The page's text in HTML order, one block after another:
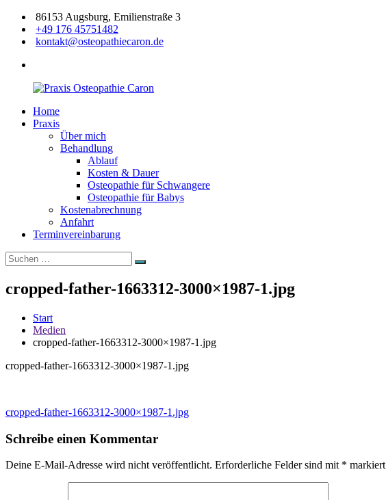
Zum
Inhalt
springen
86153 Augsburg, Emilienstraße 3
+49 176 45751482
kontakt@osteopathiecaron.de
Praxis
Osteopathie
Zertifizierte
Osteopathin
Home
Praxis
Über mich
Behandlung
Ablauf
Kosten & Dauer
Osteopathie für Schwangere
Osteopathie für Babys
Kostenabrechnung
Anfahrt
Terminvereinbarung
Suchen
nach:
Suchen
cropped-father-1663312-3000×1987-1.jpg
Start
Medien
cropped-father-1663312-3000×1987-1.jpg
cropped-father-1663312-3000×1987-1.jpg
Beitragsnavigation
cropped-father-1663312-3000×1987-1.jpg
Schreibe einen Kommentar
Deine E-Mail-Adresse wird nicht veröffentlicht. Erforderliche Felder sind mit * markiert